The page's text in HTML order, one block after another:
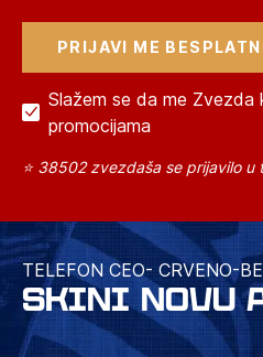
Slažem se da me
promocijama
⭐ 38502 zvezdaša se prijavilo
TELEFON CEO- CRVENO-
SKINI NOVU